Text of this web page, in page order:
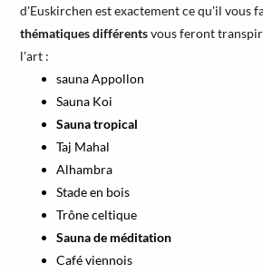
d'Euskirchen est exactement ce qu'il vous
thématiques différentsvous feront
l'art :
sauna Appollon
Sauna Koi
Sauna tropical
Taj Mahal
Alhambra
Stade en bois
Trône celtique
Sauna de méditation
Café viennois